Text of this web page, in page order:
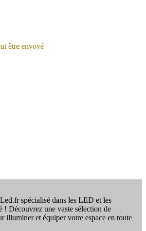
être envoyé
spécialisé dans les LED et les
! Découvrez une vaste sélection de
illuminer et équiper votre espace en toute